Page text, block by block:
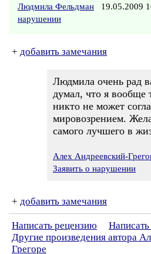
Людмила Фельдман 19.05.2009
нарушении
+ добавить замечания
Людмила очень рад
думал, что я вообще
никто не может
мировозрением.
самого лучшего в
Алех Андреевский-
Заявить о нарушении
+ добавить замечания
Написать рецензию
Другие произведения автора
Грегоре